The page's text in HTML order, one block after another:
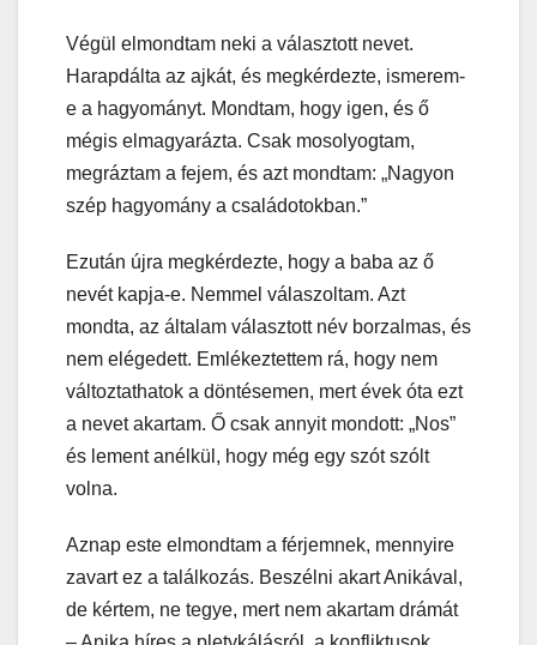
Végül elmondtam neki a választott nevet.
Harapdálta az ajkát, és megkérdezte, ismerem-
e a hagyományt. Mondtam, hogy igen, és ő
mégis elmagyarázta. Csak mosolyogtam,
megráztam a fejem, és azt mondtam: „Nagyon
szép hagyomány a családotokban.”
Ezután újra megkérdezte, hogy a baba az ő
nevét kapja-e. Nemmel válaszoltam. Azt
mondta, az általam választott név borzalmas, és
nem elégedett. Emlékeztettem rá, hogy nem
változtathatok a döntésemen, mert évek óta ezt
a nevet akartam. Ő csak annyit mondott: „Nos”
és lement anélkül, hogy még egy szót szólt
volna.
Aznap este elmondtam a férjemnek, mennyire
zavart ez a találkozás. Beszélni akart Anikával,
de kértem, ne tegye, mert nem akartam drámát